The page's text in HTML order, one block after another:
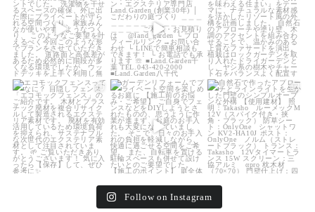
22 0 22 0 25 0
land_garden
15 0
land_garden
32 0
land_garden
24 0
Follow on Instagram